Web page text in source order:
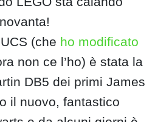
(che ho modificato
non ce l’ho) è stata la
DB5 dei primi James
il nuovo, fantastico